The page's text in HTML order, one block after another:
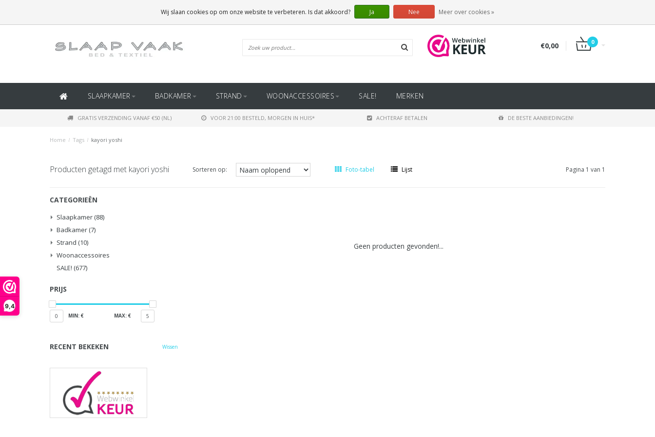
9,4
(BINNEN BELGIË)
€0,00 0
SLAAPKAMER BADKAMER STRAND WOONACCESSOIRES SALE! MERKEN
GRATIS VERZENDING VANAF €50 (NL) VOOR 21:00 BESTELD, MORGEN IN HUIS* ACHTERAF BETALEN DE BESTE AANBIEDINGEN!
Home / Tags / kayori yoshi
Producten getagd met kayori yoshi Sorteren op: Foto-tabel Lijst Pagina 1 van 1
CATEGORIEËN
Slaapkamer (88)
Badkamer (7)
Strand (10)
Woonaccessoires
SALE! (677)
PRIJS
0 MIN: € MAX: € 5
RECENT BEKEKEN Wissen
Geen producten gevonden!...
Wij slaan cookies op om onze website te verbeteren. Is dat akkoord? Ja Nee Meer over cookies »